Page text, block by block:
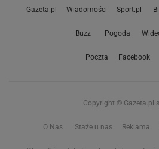
Gazeta.pl Wiadomości Sport.pl
Buzz Pogoda
Poczta Facebook
Copyright © Gazeta.pl
O Nas Staże u nas Reklama